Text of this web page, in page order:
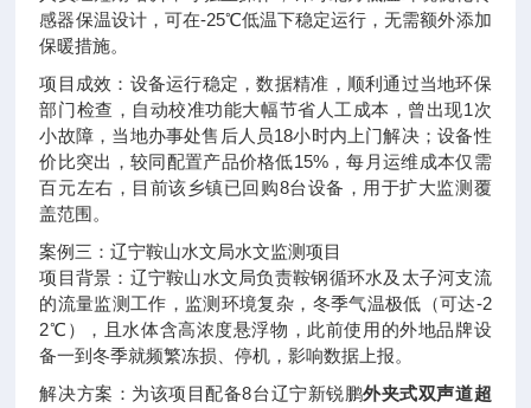
感器保温设计，可在-25℃低温下稳定运行，无需额外添加
保暖措施。
项目成效：设备运行稳定，数据精准，顺利通过当地环保
部门检查，自动校准功能大幅节省人工成本，曾出现1次
小故障，当地办事处售后人员18小时内上门解决；设备性
价比突出，较同配置产品价格低15%，每月运维成本仅需
百元左右，目前该乡镇已回购8台设备，用于扩大监测覆
盖范围。
案例三：辽宁鞍山水文局水文监测项目
项目背景：辽宁鞍山水文局负责鞍钢循环水及太子河支流
的流量监测工作，监测环境复杂，冬季气温极低（可达-2
2℃），且水体含高浓度悬浮物，此前使用的外地品牌设
备一到冬季就频繁冻损、停机，影响数据上报。
解决方案：为该项目配备8台辽宁新锐鹏外夹式双声道超